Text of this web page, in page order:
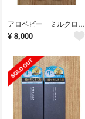
アロベビー ミルクローションビッグボトル2本
¥ 8,000